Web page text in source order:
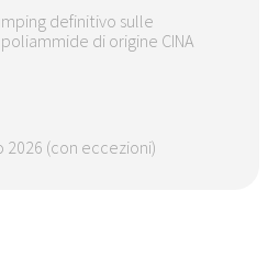
definitivo sulle
di origine CINA
(con eccezioni)